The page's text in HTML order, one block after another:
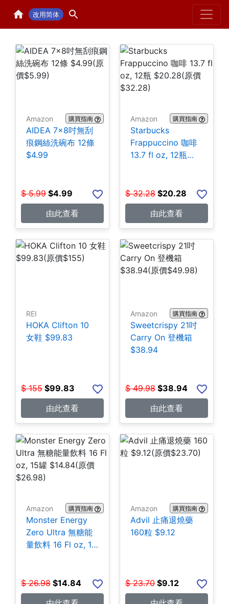
改用简体 Home
Amazon 購買指南
AIDEA 7×8吋無刮
痕鋼絲洗碗布 12條
$4.99
$ 5.99 $4.99
由此查看
Amazon 購買指南
Starbucks
Frappuccino 咖啡
13.7 fl oz, 12瓶
$ 32.28 $20.28
由此查看
REI
HOKA Clifton 10
女鞋 $99.83
$ 155 $99.83
由此查看
Amazon 購買指南
Sweetcrispy 21吋
Carry On 登機箱
$38.94
$ 49.98 $38.94
由此查看
Amazon 購買指南
Monster Energy
Zero Ultra 無糖能
量飲料 16 Fl oz, 15
$ 26.98 $14.84
Amazon 購買指南
Advil 止痛退燒藥
160粒 $9.12
$ 23.70 $9.12